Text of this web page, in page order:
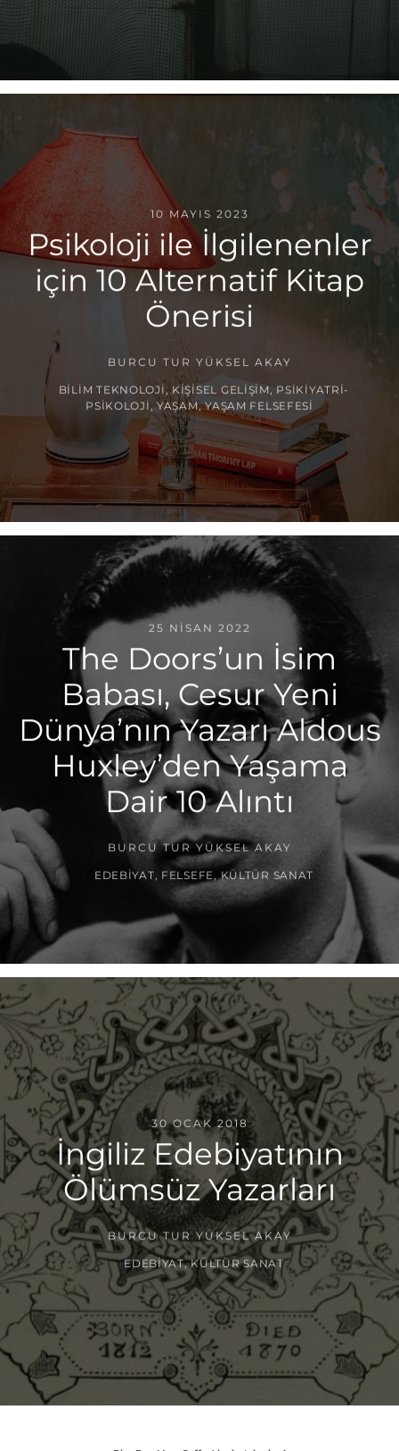
10 MAYIS 2023
Psikoloji ile İlgilenenler
için 10 Alternatif Kitap
Önerisi
BURCU TUR YÜKSEL AKAY
BILIM TEKNOLOJI ,KIŞISEL GELIŞIM, PSIKIYATRI-
PSIKOLOJI ,YAŞAM,YAŞAM FELSEFESI
25 NISAN 2022
The Doors’un İsim
Babası, Cesur Yeni
Dünya’nın Yazarı Aldous
Huxley’den Yaşama
Dair 10 Alıntı
BURCU TUR YÜKSEL AKAY
EDEBIYAT FELSEFE KÜLTÜR SANAT
30 OCAK 2018
İngiliz Edebiyatının
Ölümsüz Yazarları
BURCU TUR YÜKSEL AKAY
EDEBIYAT,KÜLTÜR SANAT